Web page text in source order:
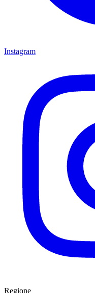
Instagram
Regione